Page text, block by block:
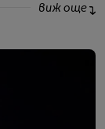
виж още